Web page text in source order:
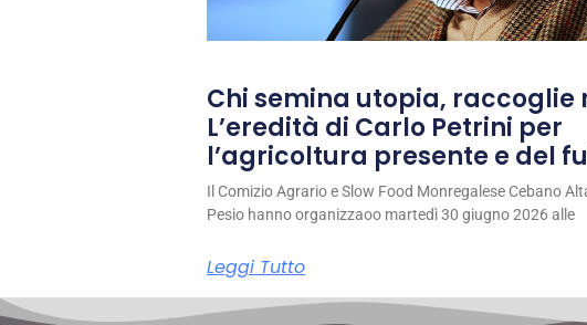
Chi semina utopia, raccoglie
L’eredità di Carlo Petrini per
l’agricoltura presente e del
Il Comizio Agrario e Slow Food Monregalese Cebano
Pesio hanno organizzaoo martedì 30 giugno 2026 alle
Leggi Tutto